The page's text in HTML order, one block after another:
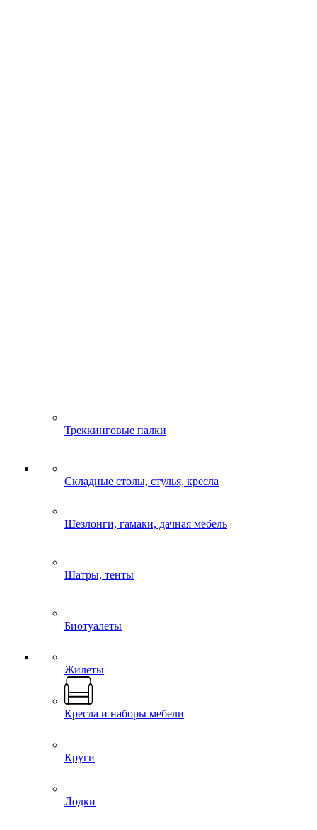
Треккинговые палки
Складные столы, стулья, кресла
Шезлонги, гамаки, дачная мебель
Шатры, тенты
Биотуалеты
Жилеты
Кресла и наборы мебели
Круги
Лодки